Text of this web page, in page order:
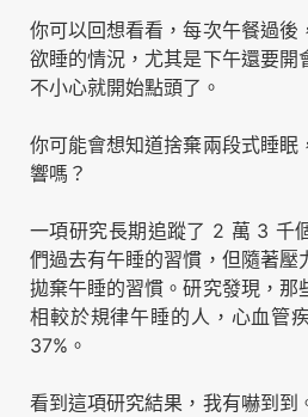
你可以回想看看，每次午餐過後
欲睡的情況，尤其是下午還要開
不小心就開始點頭了。
你可能會想知道捨棄兩段式睡眠
響嗎？
一項研究長期追蹤了 2 萬 3 千
們過去有午睡的習慣，但隨著壓
拋棄午睡的習慣。研究發現，那
相較於規律午睡的人，心血管
37%。
看到這項研究結果，我有嚇到到